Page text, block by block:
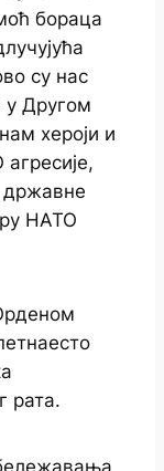
бораца
су нас
у Другом
хероји и
државне
НАТО
рата.